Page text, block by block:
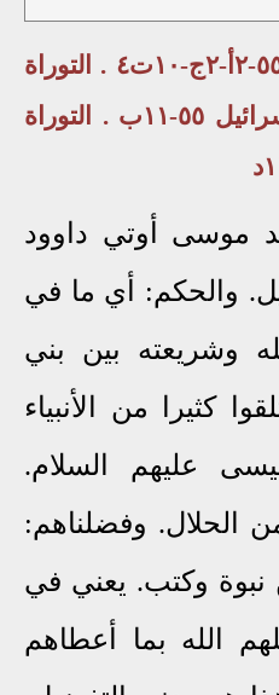
بنو إسرائيل ٥٥-٢أ-٢ج-١٠ت٤ . التوراة
بنو إسرائيل ٥٥-١١ب . التوراة
موسى أوتي داوود
والحكم: أي ما في
وشريعته بين بني
كثيرا من الأنبياء
عليهم السلام.
الحلال. وفضلناهم:
نبوة وكتب. يعني في
الله بما أعطاهم